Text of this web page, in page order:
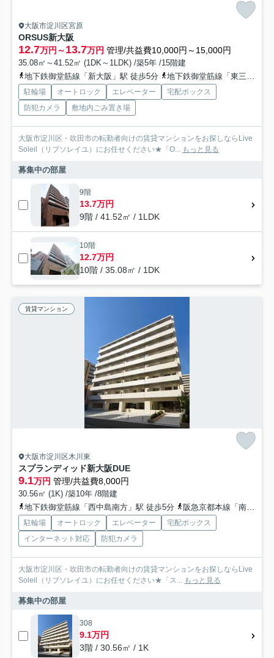
大阪市淀川区宮原
ORSUS新大阪
12.7万円～13.7万円 管理/共益費10,000円～15,000円
35.08㎡～41.52㎡ (1DK～1LDK) /築5年 /15階建
地下鉄御堂筋線「新大阪」駅 徒歩5分
地下鉄御堂筋線「東三国」駅 徒歩4分
駐輪場 オートロック エレベーター
宅配ボックス
防犯カメラ
敷地内ごみ置き場
大阪市淀川区・吹田市の転勤者向けの賃貸マンションをお探しならLive
Soleil（リブソレイユ）にお任せください★「O... もっと見る
募集中の部屋
9階
13.7万円
9階 / 41.52㎡ / 1LDK
10階
12.7万円
10階 / 35.08㎡ / 1DK
賃貸マンション
大阪市淀川区木川東
スプランディッド新大阪DUE
9.1万円 管理/共益費8,000円
30.56㎡ (1K) /築10年 /8階建
地下鉄御堂筋線「西中島南方」駅 徒歩5分
阪急京都本線「南方」駅 徒歩5分
駐輪場 オートロック エレベーター
宅配ボックス
インターネット対応
防犯カメラ
大阪市淀川区・吹田市の転勤者向けの賃貸マンションをお探しならLive
Soleil（リブソレイユ）にお任せください★「ス... もっと見る
募集中の部屋
308
9.1万円
3階 / 30.56㎡ / 1K